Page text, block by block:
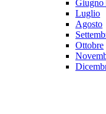
Giugno
Luglio
Agosto
Ottobre